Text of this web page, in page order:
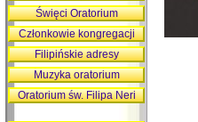
Święci Oratorium
Członkowie kongregacji
Filipińskie adresy
Muzyka oratorium
Oratorium św. Filipa Neri